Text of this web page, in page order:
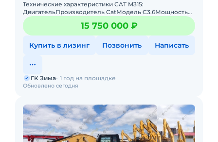
Технические характеристики CAT M315:
ДвигательПроизводитель CatМодель C3.6Мощность
90 кВт/ 121 кВТОбороты двигателя 2 000 об/
минДиаметр цилиндра 98 ммХод поршн
15 750 000 ₽
Купить в лизинг Позвонить Написать
Обновлено сегодня
ГК Зима 1 год на площадке